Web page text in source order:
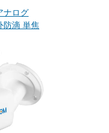
ナログ
防滴 単焦